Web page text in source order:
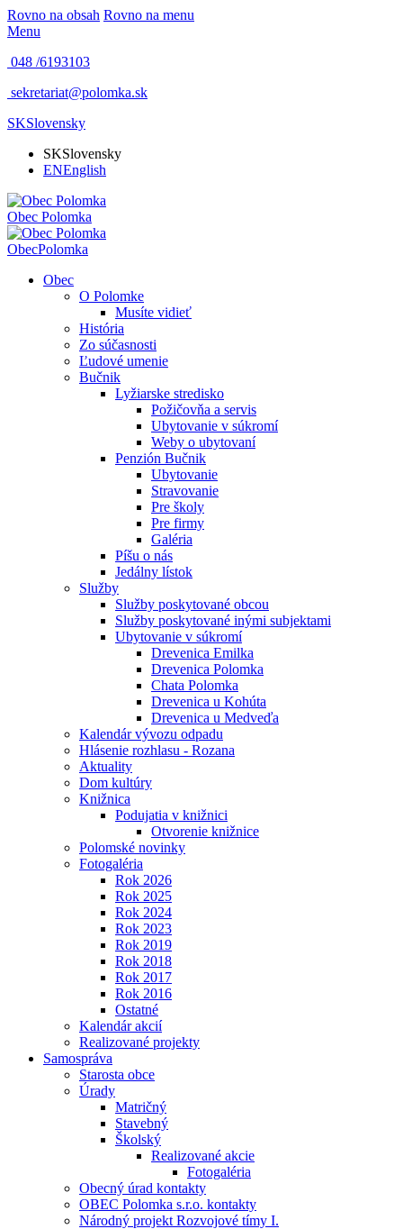
Rovno na obsah Rovno na menu
Menu
048 /6193103
sekretariat@polomka.sk
SKSlovensky
SKSlovensky
ENEnglish
Obec Polomka
ObecPolomka
Obec
O Polomke
Musíte vidieť
História
Zo súčasnosti
Ľudové umenie
Bučnik
Lyžiarske stredisko
Požičovňa a servis
Ubytovanie v súkromí
Weby o ubytovaní
Penzión Bučnik
Ubytovanie
Stravovanie
Pre školy
Pre firmy
Galéria
Píšu o nás
Jedálny lístok
Služby
Služby poskytované obcou
Služby poskytované inými subjektami
Ubytovanie v súkromí
Drevenica Emilka
Drevenica Polomka
Chata Polomka
Drevenica u Kohúta
Drevenica u Medveďa
Kalendár vývozu odpadu
Hlásenie rozhlasu - Rozana
Aktuality
Dom kultúry
Knižnica
Podujatia v knižnici
Otvorenie knižnice
Polomské novinky
Fotogaléria
Rok 2026
Rok 2025
Rok 2024
Rok 2023
Rok 2019
Rok 2018
Rok 2017
Rok 2016
Ostatné
Kalendár akcií
Realizované projekty
Samospráva
Starosta obce
Úrady
Matričný
Stavebný
Školský
Realizované akcie
Fotogaléria
Obecný úrad kontakty
OBEC Polomka s.r.o. kontakty
Národný projekt Rozvojové tímy I.